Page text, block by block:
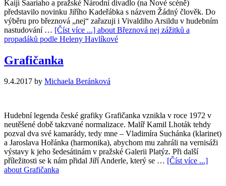
Kaiji Saariaho a pražské Národní divadlo (na Nové scéně)
představilo novinku Jiřího Kadeřábka s názvem Žádný člověk. Do
výběru pro březnová „nej“ zařazuji i Vivaldiho Arsildu v hudebním
nastudování … [Číst více ...] about Březnová nej zážitků a
propadáků podle Heleny Havlíkové
Grafičanka
9.4.2017 by Michaela Beránková
Hudební legenda české grafiky Grafičanka vznikla v roce 1972 v
neutěšené době takzvané normalizace. Malíř Kamil Lhoták tehdy
pozval dva své kamarády, tedy mne – Vladimíra Suchánka (klarinet)
a Jaroslava Hořánka (harmonika), abychom mu zahráli na vernisáži
výstavy k jeho šedesátinám v pražské Galerii Platýz. Při další
příležitosti se k nám přidal Jiří Anderle, který se … [Číst více ...]
about Grafičanka